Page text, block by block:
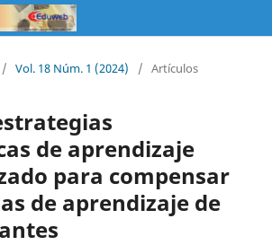
/ Vol. 18 Núm. 1 (2024) / Artículos
de aprendizaje
para compensar
de aprendizaje de